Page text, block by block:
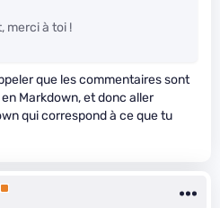
merci à toi !
que les commentaires sont
Markdown, et donc aller
qui correspond à ce que tu
Premium